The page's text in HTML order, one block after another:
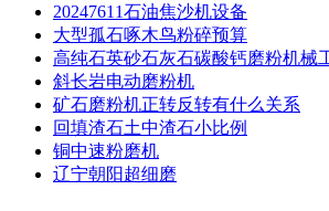
20247611石油焦沙机设备
大型孤石啄木鸟粉碎预算
高纯石英砂石灰石碳酸钙磨粉机械
斜长岩电动磨粉机
矿石磨粉机正转反转有什么关系
回填渣石土中渣石小比例
铜中速粉磨机
辽宁朝阳超细磨